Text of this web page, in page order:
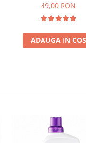
49,00 RON
ADAUGA IN COS